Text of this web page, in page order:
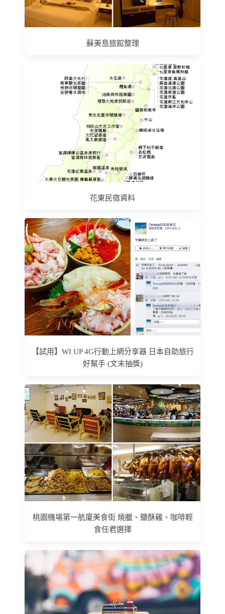
蘇美島旅館整理
花東民宿資料
【試用】WI UP 4G行動上網分享器 日本自助旅行
好幫手 (文末抽獎)
桃園機場第一航廈美食街 燒臘、鹽酥雞、咖啡輕
食任君選擇